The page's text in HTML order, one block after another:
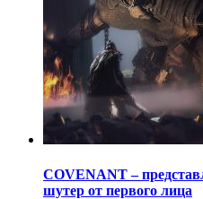
COVENANT –
шутер от первого лица